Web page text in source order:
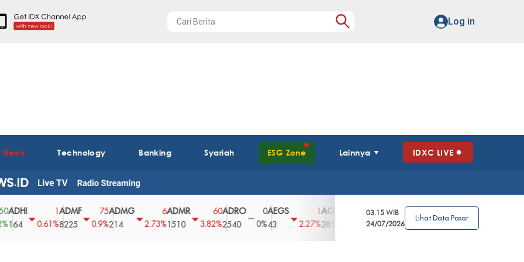
Log in
Technology Banking Syariah ESG Zone Lainnya IDXC LIVE
0.61%
ADMF
8225
75
0.9%
ADMG
214
2.73%
ADMR
1510
3.82%
ADRO
2540
0
0%
AEGS
2.27%2850
3.39%
AGRO
4
2.63%
0%
03.15 WIB
24/07/2026
Lihat Data Pasar